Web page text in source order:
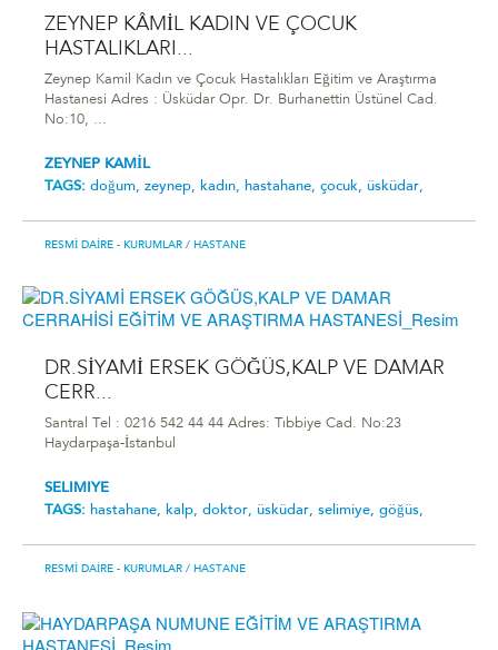
ZEYNEP KÂMİL KADIN VE ÇOCUK
HASTALIKLARI...
Zeynep Kamil Kadın ve Çocuk Hastalıkları Eğitim ve Araştırma
Hastanesi Adres : Üsküdar Opr. Dr. Burhanettin Üstünel Cad.
No:10, ...
ZEYNEP KAMİL
TAGS: doğum, zeynep, kadın, hastahane, çocuk, üsküdar,
RESMI DAIRE - KURUMLAR / HASTANE
DR.SİYAMİ ERSEK GÖĞÜS,KALP VE DAMAR
CERR...
Santral Tel : 0216 542 44 44 Adres: Tıbbiye Cad. No:23
Haydarpaşa-İstanbul
SELIMIYE
TAGS: hastahane, kalp, doktor, üsküdar, selimiye, göğüs,
RESMI DAIRE - KURUMLAR / HASTANE